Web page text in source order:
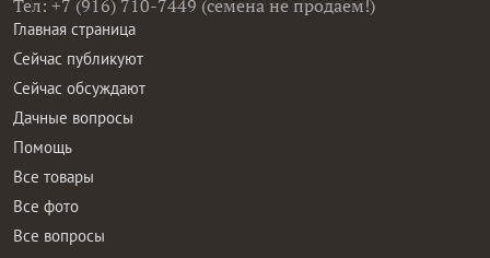
Тел: +7 (916) 710-7449 (семена не продаем!)
Главная страница
Сейчас публикуют
Сейчас обсуждают
Дачные вопросы
Помощь
Все товары
Все фото
Все вопросы